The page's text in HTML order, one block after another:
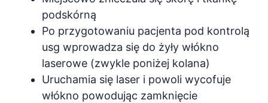
podskórną
Po przygotowaniu pacjenta pod kontrolą
usg wprowadza się do żyły włókno
laserowe (zwykle poniżej kolana)
Uruchamia się laser i powoli wycofuje
włókno powodując zamknięcie